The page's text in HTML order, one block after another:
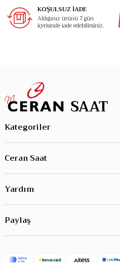
KOŞULSUZ İADE
Aldığınız ürünü 7 gün
içerisinde iade edebilirsiniz.
Kategoriler
Ceran Saat
Yardım
Paylaş